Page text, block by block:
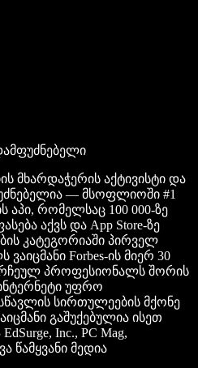
მხარდაჭერის აქტივისტი და
— მსოფლიოში #1
აპი, რომელსაც 100 000-ზე
აქვს და App Store-ზე
კატეგორიაში პირველ
Forbes-ის მიერ 30
პროფესიონალს შორის
უფრო
სირთულეების მქონე
გაშუქებულია ისეთ
Inc., PC Mag,
წამყვანი მედია